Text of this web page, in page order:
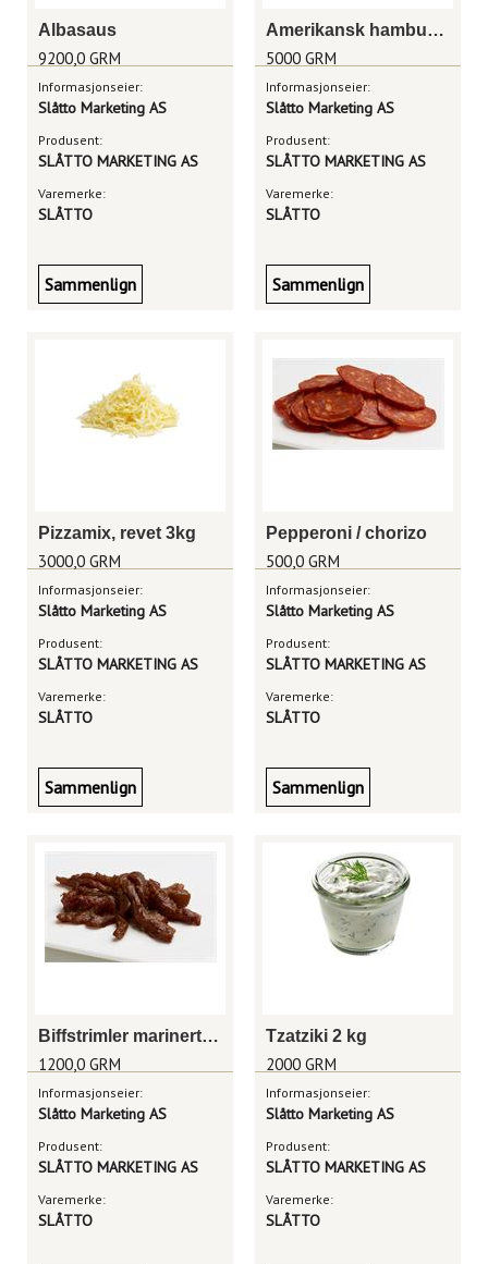
Albasaus
9200,0 GRM
Informasjonseier:
Slåtto Marketing AS
Produsent:
SLÅTTO MARKETING AS
Varemerke:
SLÅTTO
Sammenlign
Amerikansk hamburger 200g
5000 GRM
Informasjonseier:
Slåtto Marketing AS
Produsent:
SLÅTTO MARKETING AS
Varemerke:
SLÅTTO
Sammenlign
Pizzamix, revet 3kg
3000,0 GRM
Informasjonseier:
Slåtto Marketing AS
Produsent:
SLÅTTO MARKETING AS
Varemerke:
SLÅTTO
Sammenlign
Pepperoni / chorizo
500,0 GRM
Informasjonseier:
Slåtto Marketing AS
Produsent:
SLÅTTO MARKETING AS
Varemerke:
SLÅTTO
Sammenlign
Biffstrimler marinert 1,2 kg
1200,0 GRM
Informasjonseier:
Slåtto Marketing AS
Produsent:
SLÅTTO MARKETING AS
Varemerke:
SLÅTTO
Tzatziki 2 kg
2000 GRM
Informasjonseier:
Slåtto Marketing AS
Produsent:
SLÅTTO MARKETING AS
Varemerke:
SLÅTTO